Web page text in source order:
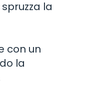
la
con un
la